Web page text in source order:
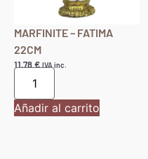
MARFINITE – FATIMA
22CM